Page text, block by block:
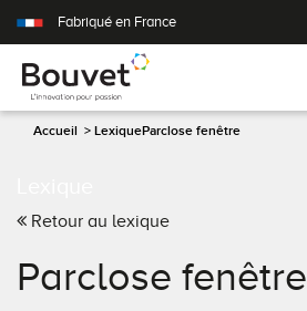
Fabriqué en France
Accueil > LexiqueParclose fenêtre
Retour au lexique
Parclose fenêtre